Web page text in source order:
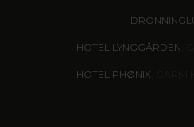
HOTEL LYNGGÅRDEN
HOTEL PHØNIX